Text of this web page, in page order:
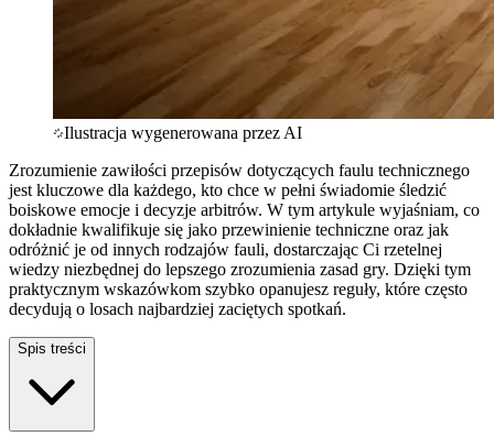
Ilustracja wygenerowana przez AI
Zrozumienie zawiłości przepisów dotyczących faulu technicznego
jest kluczowe dla każdego, kto chce w pełni świadomie śledzić
boiskowe emocje i decyzje arbitrów. W tym artykule wyjaśniam, co
dokładnie kwalifikuje się jako przewinienie techniczne oraz jak
odróżnić je od innych rodzajów fauli, dostarczając Ci rzetelnej
wiedzy niezbędnej do lepszego zrozumienia zasad gry. Dzięki tym
praktycznym wskazówkom szybko opanujesz reguły, które często
decydują o losach najbardziej zaciętych spotkań.
Spis treści